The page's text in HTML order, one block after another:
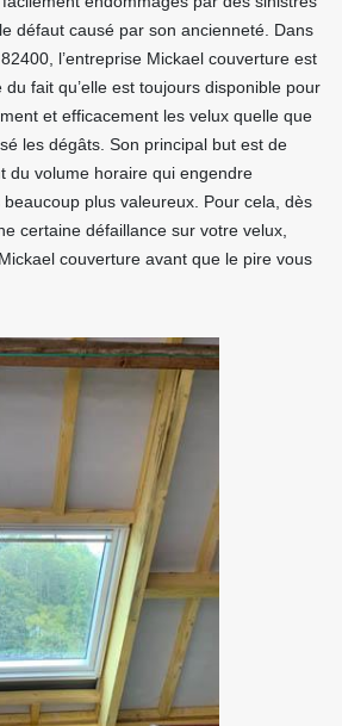
défaut causé par son ancienneté. Dans
l’entreprise Mickael couverture est
fait qu’elle est toujours disponible pour
et efficacement les velux quelle que
les dégâts. Son principal but est de
du volume horaire qui engendre
plus valeureux. Pour cela, dès
certaine défaillance sur votre velux,
couverture avant que le pire vous